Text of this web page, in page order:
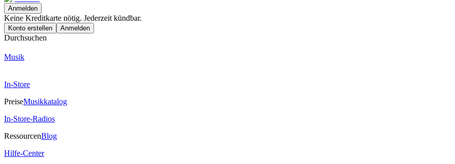
Anmelden
Keine Kreditkarte nötig. Jederzeit kündbar.
Konto erstellen Anmelden
Durchsuchen
Musik
In-Store
PreiseMusikkatalog
In-Store-Radios
RessourcenBlog
Hilfe-Center